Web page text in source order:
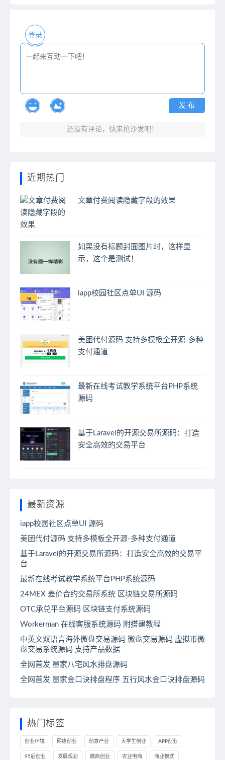
登录
发 布
还没有评论，快来抢沙发吧！
近期热门
文章付费阅读隐藏字段的效果
如果没有标题封面图片时，这样显
示，这个是测试！
iapp校园社区点单UI 源码
美团代付源码 支持多模板全开源-多种
支付通道
最新在线考试教学系统平台PHP系统
源码
基于Laravel的开源交易所源码：打造
安全高效的交易平台
最新资源
iapp校园社区点单UI 源码
美团代付源码 支持多模板全开源-多种支付通道
基于Laravel的开源交易所源码：打造安全高效的交易平
台
最新在线考试教学系统平台PHP系统源码
24MEX 差价合约交易所系统 区块链交易所源码
OTC承兑平台源码 区块链支付系统源码
Workerman 在线客服系统源码 附搭建教程
中英文双语言海外微盘交易源码 微盘交易源码 虚拟币微
盘交易系统源码 支持产品数据
全网首发 墨家八宅风水排盘源码
全网首发 墨家金口诀排盘程序 五行风水金口诀排盘源码
热门标签
创业环境 网络创业 创意产业 大学生创业 APP创业
95后创业 发展规划 微商创业 农业电商 商业模式